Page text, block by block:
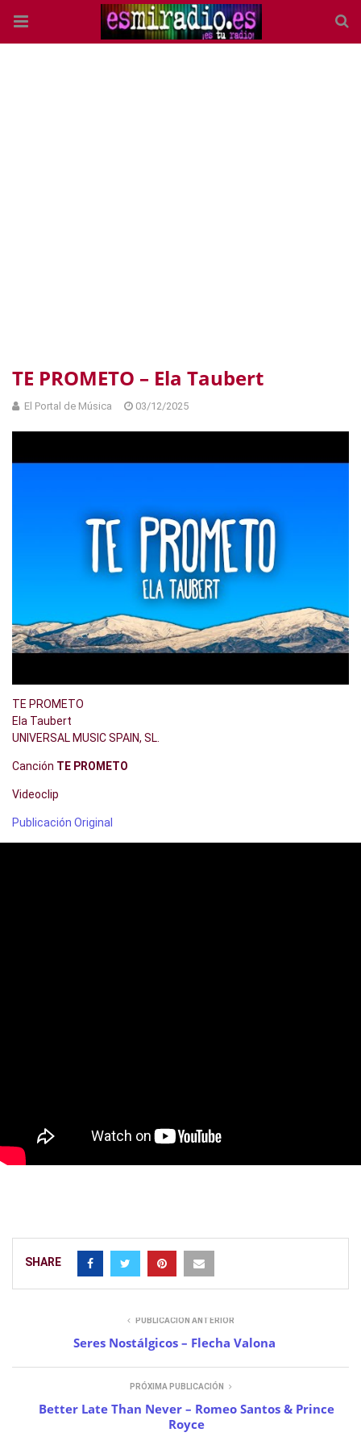
TE PROMETO – Ela Taubert
El Portal de Música 03/12/2025
TE PROMETO
Ela Taubert
UNIVERSAL MUSIC SPAIN, SL.
Canción TE PROMETO
Videoclip
Publicación Original
SHARE
PUBLICACIÓN ANTERIOR
Seres Nostálgicos – Flecha Valona
PRÓXIMA PUBLICACIÓN
Better Late Than Never – Romeo Santos & Prince
Royce